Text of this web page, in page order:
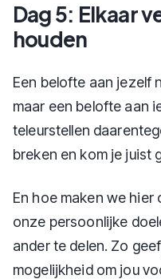
Dag 5: Elkaar
houden
Een belofte aan jezelf
maar een belofte aan
teleurstellen
breken en kom je juist
En hoe maken we hier
onze persoonlijke
ander te delen. Zo
mogelijkheid om jou